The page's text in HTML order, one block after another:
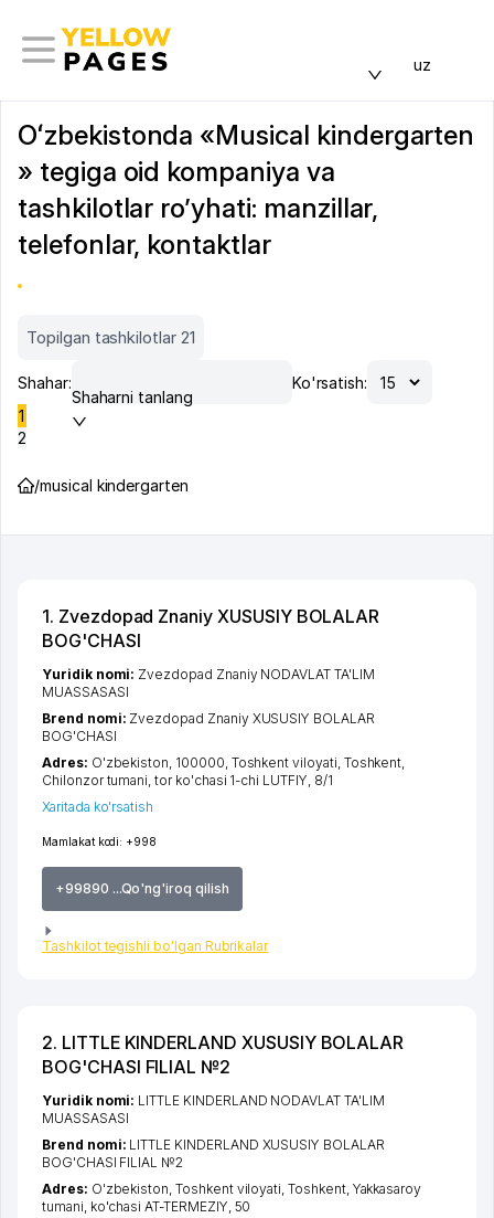
uz
Oʻzbekistonda «Musical kindergarten
» tegiga oid kompaniya va
tashkilotlar ro’yhati: manzillar,
telefonlar, kontaktlar
Topilgan tashkilotlar 21
Shahar:
Shaharni tanlang
Ko'rsatish:
1
2
/musical kindergarten
1. Zvezdopad Znaniy XUSUSIY BOLALAR
BOG'CHASI
Mamlakat kodi: +998
+99890 ...Qo'ng'iroq qilish
Tashkilot tegishli bo'lgan Rubrikalar
Yuridik nomi: Zvezdopad Znaniy NODAVLAT TA'LIM
MUASSASASI
Brend nomi: Zvezdopad Znaniy XUSUSIY BOLALAR
BOG'CHASI
Adres: O'zbekiston, 100000, Toshkent viloyati, Toshkent,
Chilonzor tumani,tor ko'chasi 1-chi LUTFIY, 8/1
Xaritada ko'rsatish
2. LITTLE KINDERLAND XUSUSIY BOLALAR
BOG'CHASI FILIAL №2
Yuridik nomi: LITTLE KINDERLAND NODAVLAT TA'LIM
MUASSASASI
Brend nomi: LITTLE KINDERLAND XUSUSIY BOLALAR
BOG'CHASI FILIAL №2
Adres: O'zbekiston,Toshkent viloyati,Toshkent, Yakkasaroy
tumani, ko'chasi AT-TERMEZIY, 50